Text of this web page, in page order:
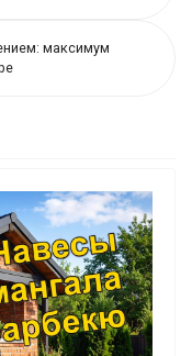
максимум